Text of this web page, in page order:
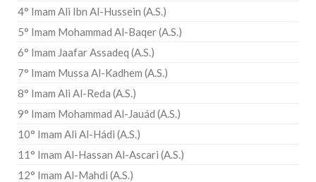
4° Imam Ali Ibn Al-Hussein (A.S.)
5° Imam Mohammad Al-Baqer (A.S.)
6° Imam Jaafar Assadeq (A.S.)
7° Imam Mussa Al-Kadhem (A.S.)
8° Imam Ali Al-Reda (A.S.)
9° Imam Mohammad Al-Jauád (A.S.)
10° Imam Ali Al-Hádi (A.S.)
11° Imam Al-Hassan Al-Ascari (A.S.)
12° Imam Al-Mahdi (A.S.)